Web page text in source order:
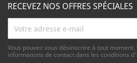
RECEVEZ NOS OFFRES SPÉCIALES
Vous pouvez vous désinscrire à tout
informations de contact dans les conditions